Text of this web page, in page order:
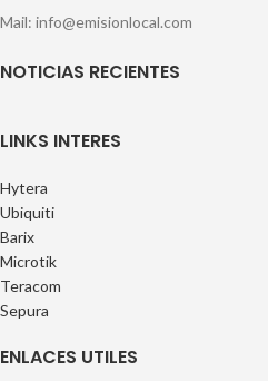
Mail: info@emisionlocal.com
NOTICIAS RECIENTES
LINKS INTERES
Hytera
Ubiquiti
Barix
Microtik
Teracom
Sepura
ENLACES UTILES